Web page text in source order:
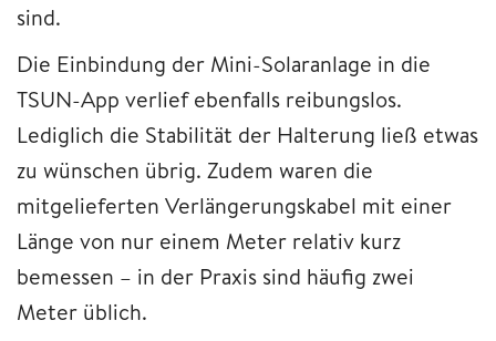
sind.
Die Einbindung der Mini-Solaranlage in die
TSUN-App verlief ebenfalls reibungslos.
Lediglich die Stabilität der Halterung ließ etwas
zu wünschen übrig. Zudem waren die
mitgelieferten Verlängerungskabel mit einer
Länge von nur einem Meter relativ kurz
bemessen – in der Praxis sind häufig zwei
Meter üblich.